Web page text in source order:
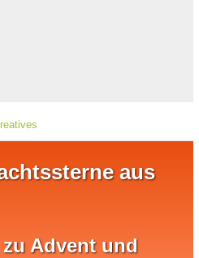
aus
Advent und